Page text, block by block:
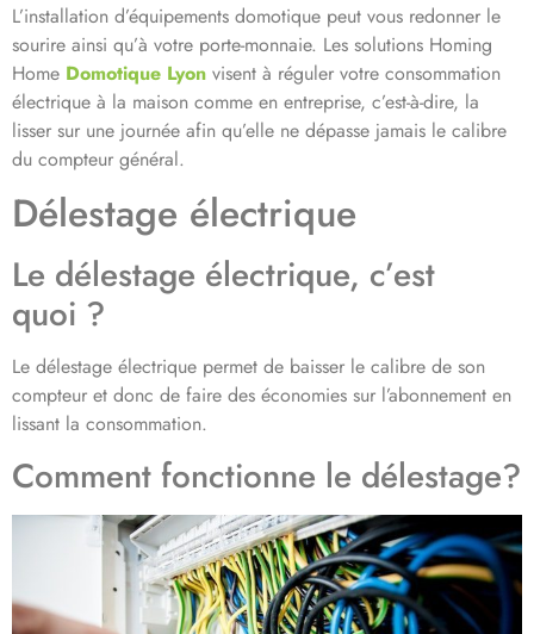
L’installation d’équipements domotique peut vous redonner le
sourire ainsi qu’à votre porte-monnaie. Les solutions Homing
Home Domotique Lyon visent à réguler votre consommation
électrique à la maison comme en entreprise, c’est-à-dire, la
lisser sur une journée afin qu’elle ne dépasse jamais le calibre
du compteur général.
Délestage électrique
Le délestage électrique, c’est
quoi ?
Le délestage électrique permet de baisser le calibre de son
compteur et donc de faire des économies sur l’abonnement en
lissant la consommation.
Comment fonctionne le délestage?